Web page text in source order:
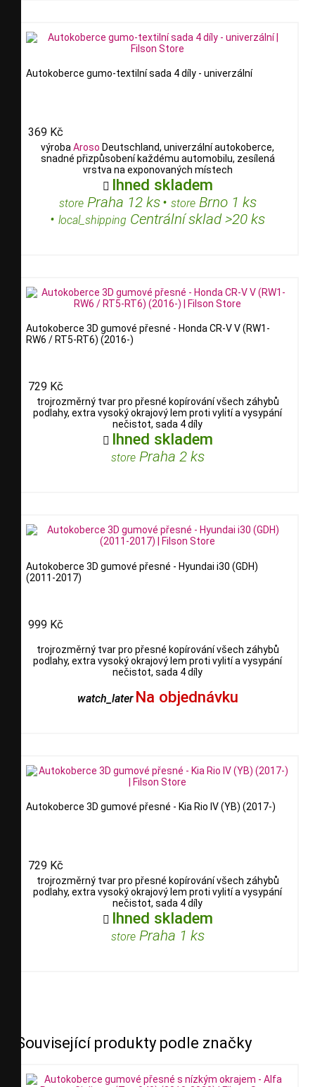
Autokoberce gumo-textilní sada 4 díly - univerzální
369 Kč
výroba Aroso Deutschland, univerzální autokoberce,
snadné přizpůsobení každému automobilu, zesílená
vrstva na exponovaných místech
 Ihned skladem
storePraha 12 ks• storeBrno 1 ks
• local_shipping Centrální sklad >20 ks
Autokoberce 3D gumové přesné - Honda CR-V V (RW1-
RW6 / RT5-RT6) (2016-)
729 Kč
trojrozměrný tvar pro přesné kopírování všech záhybů
podlahy, extra vysoký okrajový lem proti vylití a vysypání
nečistot, sada 4 díly
 Ihned skladem
storePraha 2 ks
Autokoberce 3D gumové přesné - Hyundai i30 (GDH)
(2011-2017)
999 Kč
trojrozměrný tvar pro přesné kopírování všech záhybů
podlahy, extra vysoký okrajový lem proti vylití a vysypání
nečistot, sada 4 díly
watch_later Na objednávku
Autokoberce 3D gumové přesné - Kia Rio IV (YB) (2017-)
729 Kč
trojrozměrný tvar pro přesné kopírování všech záhybů
podlahy, extra vysoký okrajový lem proti vylití a vysypání
nečistot, sada 4 díly
 Ihned skladem
storePraha 1 ks
Související produkty podle značky